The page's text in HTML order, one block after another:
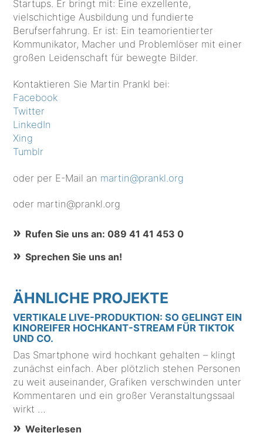
Startups. Er bringt mit: Eine exzellente,
vielschichtige Ausbildung und fundierte
Berufserfahrung. Er ist: Ein teamorientierter
Kommunikator, Macher und Problemlöser mit einer
großen Leidenschaft für bewegte Bilder.
Kontaktieren Sie Martin Prankl bei:
Facebook
Twitter
LinkedIn
Xing
Tumblr
oder per E-Mail an martin@prankl.org
oder martin@prankl.org
Rufen Sie uns an: 089 41 41 453 0
Sprechen Sie uns an!
ÄHNLICHE PROJEKTE
VERTIKALE LIVE-PRODUKTION: SO GELINGT EIN
KINOREIFER HOCHKANT-STREAM FÜR TIKTOK
UND CO.
Das Smartphone wird hochkant gehalten – klingt
zunächst einfach. Aber plötzlich stehen Personen
zu weit auseinander, Grafiken verschwinden unter
Kommentaren und ein großer Veranstaltungssaal
wirkt …
Weiterlesen